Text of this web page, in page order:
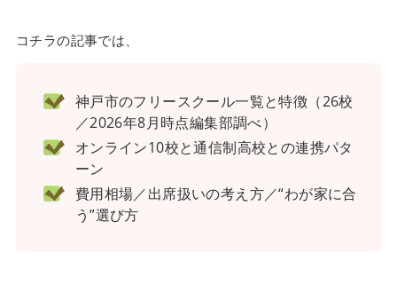
コチラの記事では、
神戸市のフリースクール一覧と特徴（26校
／2026年8月時点編集部調べ）
オンライン10校と通信制高校との連携パタ
ーン
費用相場／出席扱いの考え方／“わが家に合
う”選び方